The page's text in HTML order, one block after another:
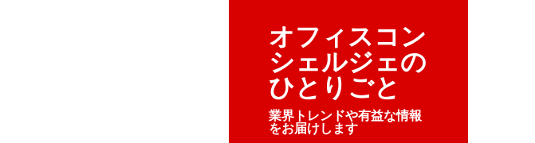
オフィスコン
シェルジェの
ひとりごと
業界トレンドや有益な情報
をお届けします